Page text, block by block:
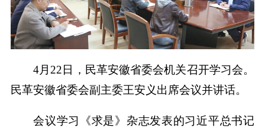
4月22日，民革安徽省委会机关召开学习会。
民革安徽省委会副主委王安义出席会议并讲话。
会议学习《求是》杂志发表的习近平总书记